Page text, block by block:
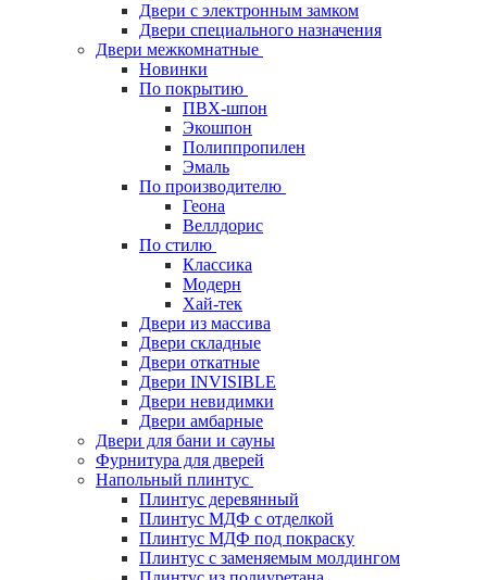
Двери с электронным замком
Двери специального назначения
Двери межкомнатные
Новинки
По покрытию
ПВХ-шпон
Экошпон
Полиппропилен
Эмаль
По производителю
Геона
Веллдорис
По стилю
Классика
Модерн
Хай-тек
Двери из массива
Двери складные
Двери откатные
Двери INVISIBLE
Двери невидимки
Двери амбарные
Двери для бани и сауны
Фурнитура для дверей
Напольный плинтус
Плинтус деревянный
Плинтус МДФ с отделкой
Плинтус МДФ под покраску
Плинтус с заменяемым молдингом